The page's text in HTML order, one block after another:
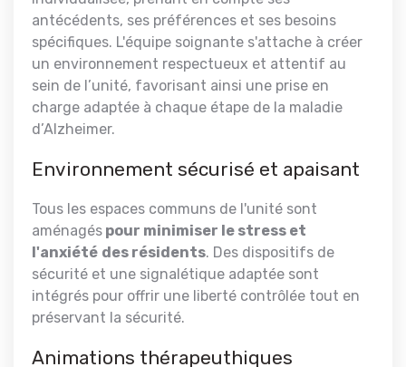
antécédents, ses préférences et ses besoins
spécifiques. L'équipe soignante s'attache à créer
un environnement respectueux et attentif au
sein de l’unité, favorisant ainsi une prise en
charge adaptée à chaque étape de la maladie
d’Alzheimer.
Environnement sécurisé et apaisant
Tous les espaces communs de l'unité sont
aménagés pour minimiser le stress et
l'anxiété des résidents. Des dispositifs de
sécurité et une signalétique adaptée sont
intégrés pour offrir une liberté contrôlée tout en
préservant la sécurité.
Animations thérapeuthiques